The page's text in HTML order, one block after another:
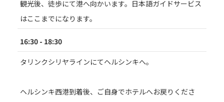
観光後、徒歩にて港へ向かいます。日本語ガイドサービス
はここまでになります。
16:30 - 18:30
タリンクシリヤラインにてヘルシンキへ。
ヘルシンキ西港到着後、ご自身でホテルへお戻りくださ